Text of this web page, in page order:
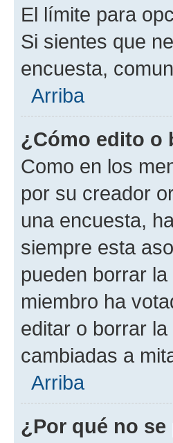
El límite para
Si sientes que
encuesta,
Arriba
¿Cómo edito o
Como en los
por su creador
una encuesta,
siempre esta
pueden borrar
miembro ha
editar o borrar
cambiadas a
Arriba
¿Por qué no